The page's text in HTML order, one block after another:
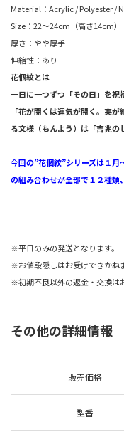
Material：Acrylic / Polyester /
Size：22〜24cm（高さ14cm）
厚さ：やや厚手
伸縮性：あり
花個紋とは
一日に一つずつ「その日」を祝
「花が開くは運気が開く。実
る文様（もんよう）は「吉兆の
今回の”花個紋”シリーズは１
の組み合わせが全部で１２種類
※平日のみの発送となります。
※お値段隠しはお受けできかね
※初期不良以外の返金・交換は
その他の詳細情報
販売価格
型番